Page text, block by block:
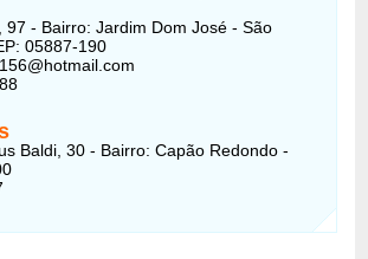
97 - Bairro: Jardim Dom José - São
05887-190
Baldi, 30 - Bairro: Capão Redondo -